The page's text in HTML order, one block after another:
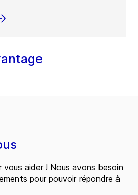
vous aider ! Nous avons besoin
pour pouvoir répondre à